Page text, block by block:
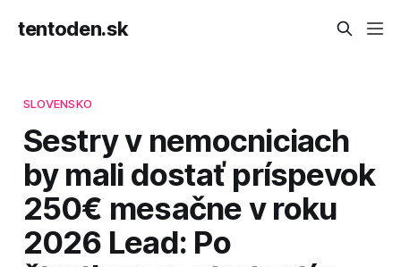
tentoden.sk
SLOVENSKO
Sestry v nemocniciach
by mali dostať príspevok
250€ mesačne v roku
2026 Lead: Po